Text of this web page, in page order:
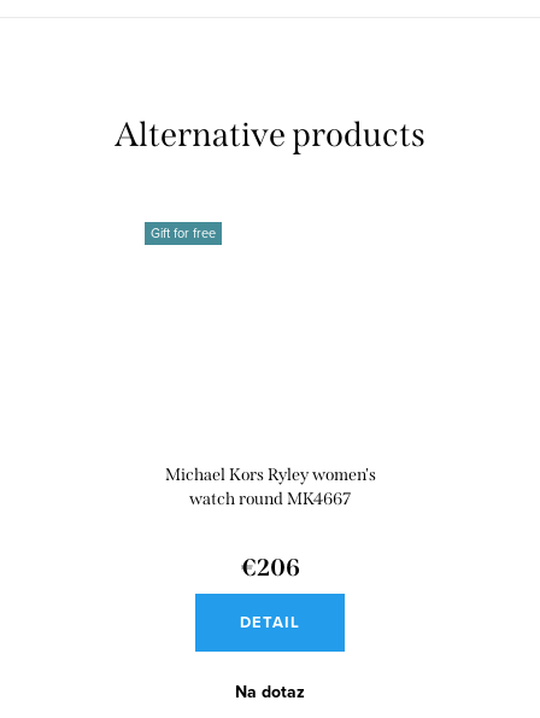
Gift for free
Michael Kors Ryley women's
watch round MK4667
€206
DETAIL
Na dotaz